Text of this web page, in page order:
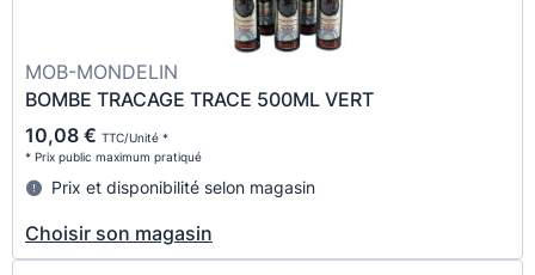
MOB-MONDELIN
BOMBE TRACAGE TRACE 500ML VERT
10,08 € TTC/Unité *
* Prix public maximum pratiqué
Prix et disponibilité selon magasin
Choisir son magasin